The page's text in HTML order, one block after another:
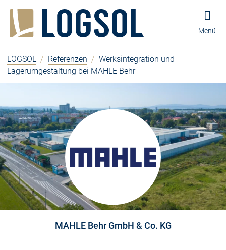
Menü
LOGSOL / Referenzen / Werksintegration und
Lagerumgestaltung bei MAHLE Behr
MAHLE Behr GmbH & Co. KG